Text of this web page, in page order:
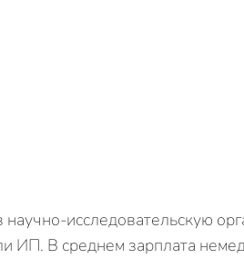
исследовательскую
ИП. В среднем зарплата